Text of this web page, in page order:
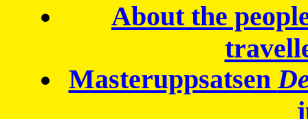
About the
Masteruppsatsen